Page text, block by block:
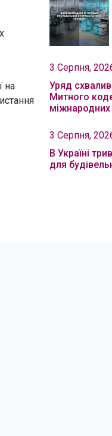
на
3 Серпня,
Уряд
Митного
3 Серпня,
В Україні
для